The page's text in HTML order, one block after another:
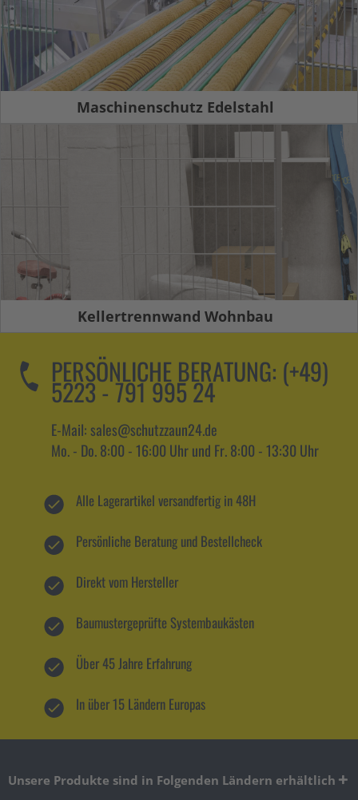
Maschinenschutz Edelstahl
Kellertrennwand Wohnbau
PERSÖNLICHE BERATUNG: (+49)
5223 - 791 995 24
E-Mail: sales@schutzzaun24.de
Mo. - Do. 8:00 - 16:00 Uhr und Fr. 8:00 - 13:30 Uhr
Alle Lagerartikel versandfertig in 48H
Persönliche Beratung und Bestellcheck
Direkt vom Hersteller
Baumustergeprüfte Systembaukästen
Über 45 Jahre Erfahrung
In über 15 Ländern Europas
Unsere Produkte sind in Folgenden Ländern erhältlich